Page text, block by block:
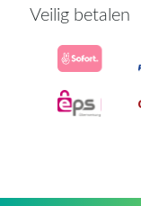
Veilig betalen